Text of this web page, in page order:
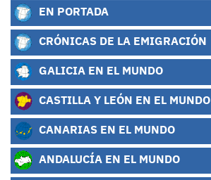
EN PORTADA
CRÓNICAS DE LA EMIGRACIÓN
GALICIA EN EL MUNDO
CASTILLA Y LEÓN EN EL MUNDO
CANARIAS EN EL MUNDO
ANDALUCÍA EN EL MUNDO